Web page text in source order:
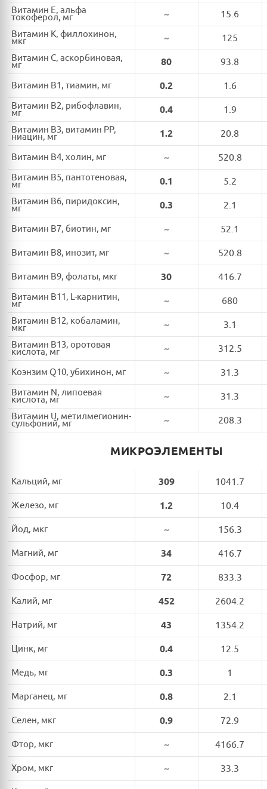
Витамин E, альфа
токоферол, мг ~ 15.6
Витамин K, филлохинон,
мкг ~ 125
Витамин C, аскорбиновая,
мг 80 93.8
Витамин B1, тиамин, мг 0.2 1.6
Витамин B2, рибофлавин,
мг 0.4 1.9
Витамин B3, витамин PP,
ниацин, мг 1.2 20.8
Витамин B4, холин, мг ~ 520.8
Витамин B5, пантотеновая,
мг 0.1 5.2
Витамин B6, пиридоксин,
мг 0.3 2.1
Витамин B7, биотин, мг ~ 52.1
Витамин B8, инозит, мг ~ 520.8
Витамин B9, фолаты, мкг 30 416.7
Витамин B11, L-карнитин,
мг ~ 680
Витамин B12, кобаламин,
мкг ~ 3.1
Витамин B13, оротовая
кислота, мг ~ 312.5
Коэнзим Q10, убихинон, мг ~ 31.3
Витамин N, липоевая
кислота, мг ~ 31.3
Витамин U, метилмегионин-
сульфоний, мг ~ 208.3
МИКРОЭЛЕМЕНТЫ
Кальций, мг 309 1041.7
Железо, мг 1.2 10.4
Йод, мкг ~ 156.3
Магний, мг 34 416.7
Фосфор, мг 72 833.3
Калий, мг 452 2604.2
Натрий, мг 43 1354.2
Цинк, мг 0.4 12.5
Медь, мг 0.3 1
Марганец, мг 0.8 2.1
Селен, мкг 0.9 72.9
Фтор, мкг ~ 4166.7
Хром, мкг ~ 33.3